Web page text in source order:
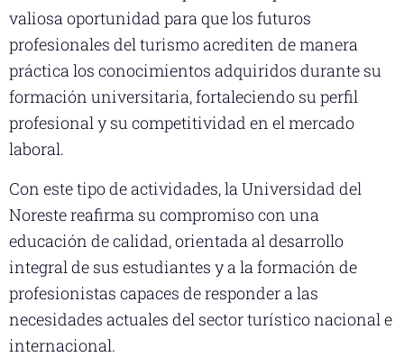
valiosa oportunidad para que los futuros
profesionales del turismo acrediten de manera
práctica los conocimientos adquiridos durante su
formación universitaria, fortaleciendo su perfil
profesional y su competitividad en el mercado
laboral.
Con este tipo de actividades, la Universidad del
Noreste reafirma su compromiso con una
educación de calidad, orientada al desarrollo
integral de sus estudiantes y a la formación de
profesionistas capaces de responder a las
necesidades actuales del sector turístico nacional e
internacional.